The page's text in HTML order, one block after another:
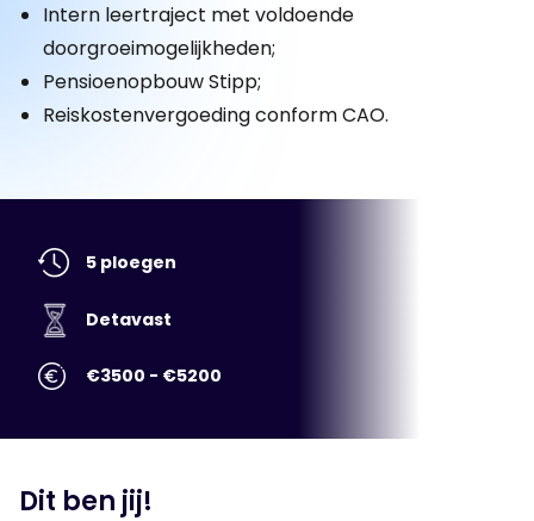
Intern leertraject met voldoende
doorgroeimogelijkheden;
Pensioenopbouw Stipp;
Reiskostenvergoeding conform CAO.
5 ploegen
Detavast
€3500 - €5200
Dit ben jij!